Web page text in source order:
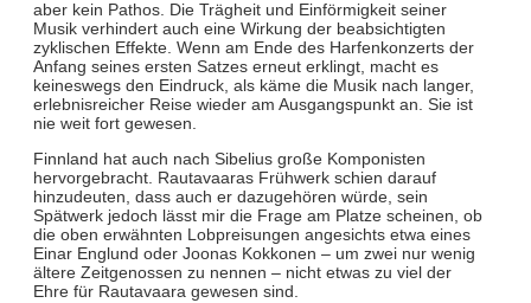
aber kein Pathos. Die Trägheit und Einförmigkeit seiner
Musik verhindert auch eine Wirkung der beabsichtigten
zyklischen Effekte. Wenn am Ende des Harfenkonzerts der
Anfang seines ersten Satzes erneut erklingt, macht es
keineswegs den Eindruck, als käme die Musik nach langer,
erlebnisreicher Reise wieder am Ausgangspunkt an. Sie ist
nie weit fort gewesen.
Finnland hat auch nach Sibelius große Komponisten
hervorgebracht. Rautavaaras Frühwerk schien darauf
hinzudeuten, dass auch er dazugehören würde, sein
Spätwerk jedoch lässt mir die Frage am Platze scheinen, ob
die oben erwähnten Lobpreisungen angesichts etwa eines
Einar Englund oder Joonas Kokkonen – um zwei nur wenig
ältere Zeitgenossen zu nennen – nicht etwas zu viel der
Ehre für Rautavaara gewesen sind.